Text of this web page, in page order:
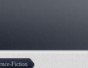
Fiction